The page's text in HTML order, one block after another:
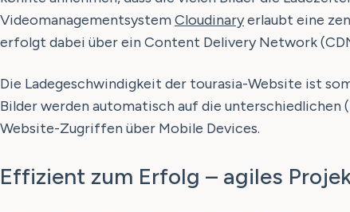
VideomanagementsystemCloudinaryerlaubt eine
erfolgt dabei über ein Content Delivery Network
Die Ladegeschwindigkeit der tourasia-Website ist
Bilder werden automatisch auf die
Website-Zugriffen über Mobile Devices.
Effizient zum Erfolg – agiles